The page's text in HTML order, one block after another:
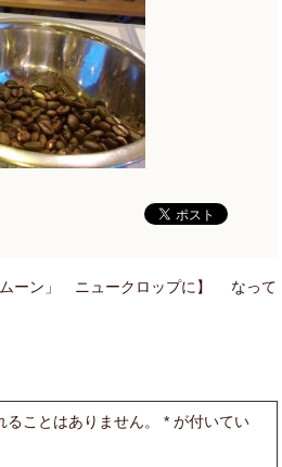
ムーン」 ニュークロップに】 なって
ことはありません。 * が付いてい